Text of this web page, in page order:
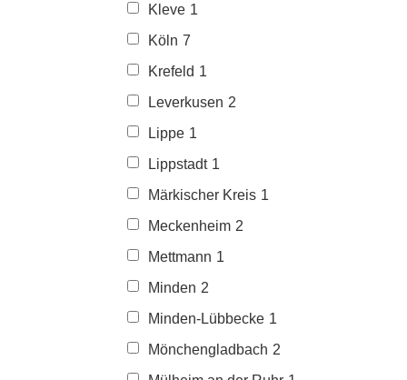
Kleve 1
Köln 7
Krefeld 1
Leverkusen 2
Lippe 1
Lippstadt 1
Märkischer Kreis 1
Meckenheim 2
Mettmann 1
Minden 2
Minden-Lübbecke 1
Mönchengladbach 2